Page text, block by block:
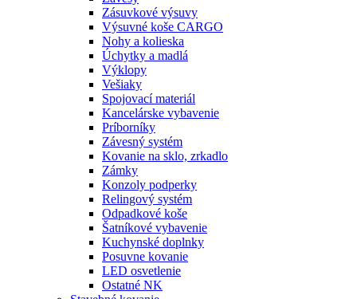
Zásuvkové výsuvy
Výsuvné koše CARGO
Nohy a kolieska
Úchytky a madlá
Výklopy
Vešiaky
Spojovací materiál
Kancelárske vybavenie
Príborníky
Závesný systém
Kovanie na sklo, zrkadlo
Zámky
Konzoly podperky
Relingový systém
Odpadkové koše
Šatníkové vybavenie
Kuchynské doplnky
Posuvne kovanie
LED osvetlenie
Ostatné NK